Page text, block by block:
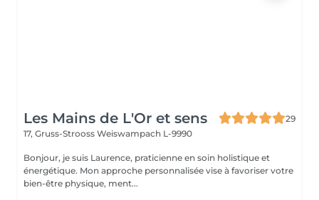
Les Mains de L'Or et sens
29
17, Gruss-Strooss Weiswampach L-9990
Bonjour, je suis Laurence, praticienne en soin holistique et
énergétique. Mon approche personnalisée vise à favoriser votre
bien-être physique, ment...